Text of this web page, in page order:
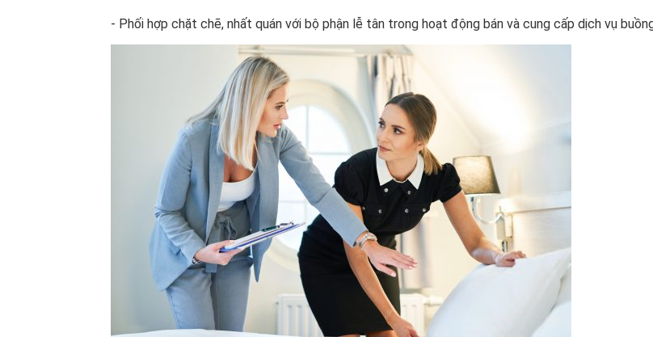
- Phối hợp chặt chẽ, nhất quán với bộ phận lễ tân trong hoạt động bán và cung cấp dịch vụ